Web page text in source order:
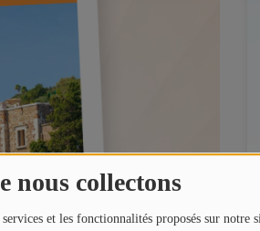
nous collectons
et les fonctionnalités proposés sur notre